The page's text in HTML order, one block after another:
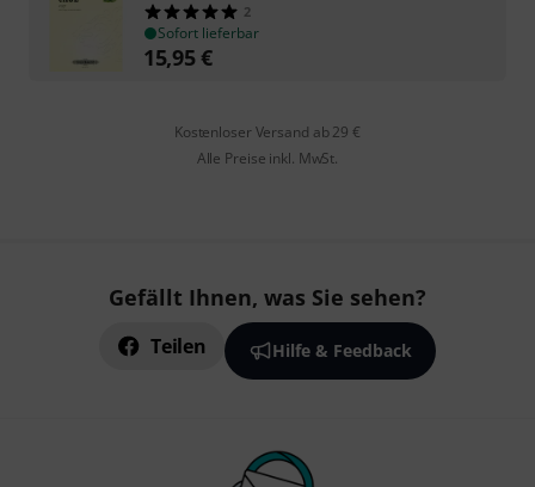
2
Sofort lieferbar
15,95€
Kostenloser Versand ab 29 €
Alle Preise inkl. MwSt.
Gefällt Ihnen, was Sie sehen?
Teilen Hilfe & Feedback